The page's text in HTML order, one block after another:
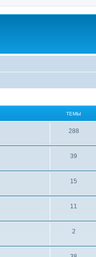
ТЕМЫ
288
39
15
11
2